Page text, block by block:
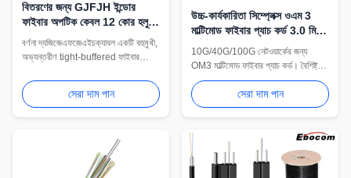
বিতরণের জন্য GJFJH ইন্ডোর
ফাইবার অপটিক কেবল 12 কোর হলুদ
সবুজ কমলা রঙ MM SM
বর্ণনা দ্যজিজেএফজেএইচক্যাবল একটি বহুমুখী,
অভ্যন্তরীণ tight-buffered ফাইবার
ফাইবারগুলি ব্যবহার করে যা আরামাইড সুতা
শক্তি সদস্যের মধ্যে আবৃত হয়,ফাইবার
এবং সরঞ্জাম আন্তঃসংযোগের জন্য হালকা ...
সেরা দাম পান
উচ্চ-কার্যকারিতা সিম্প্লেক্স ওএম 3
মাল্টিমোড ফাইবার প্যাচ কর্ড 3.0 মিমি
এলএসজেডএইচ এলসি এসসি এফসি
এসটি সংযোগকারীগুলির সাথে
10G/40G/100G নেটওয়ার্কের জন্য
OM3 মাল্টিমোড ফাইবার প্যাচ কর্ড। বৈশিষ্ট্য
3.0mm LSZH জ্যাকেট, কম সন্নিবেশ
ক্ষতি (≤0.3dB), এবং কাস্টমাইজযোগ্য
LC/SC/FC/ST সংযোগকারী৷ 2 বছরের
সেরা দাম পান